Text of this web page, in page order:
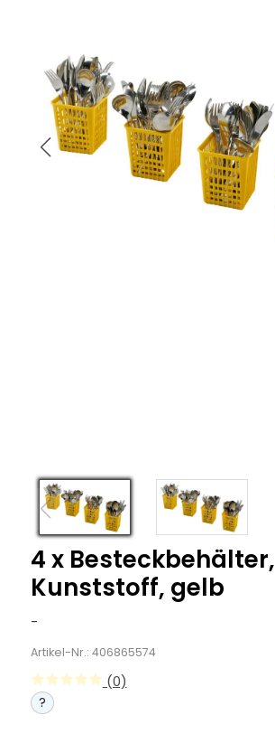
4 x Besteckbehälter,
Kunststoff, gelb
-
Artikel-Nr.: 406865574
(0)
?